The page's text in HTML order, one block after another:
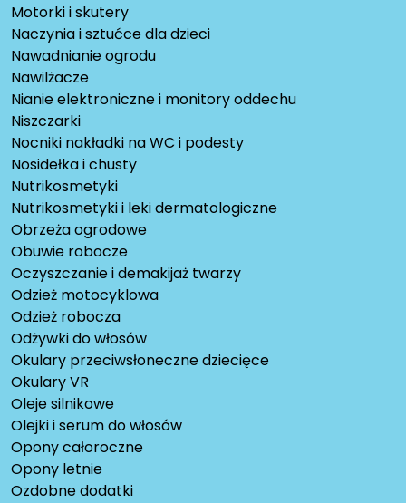
Motorki i skutery
Naczynia i sztućce dla dzieci
Nawadnianie ogrodu
Nawilżacze
Nianie elektroniczne i monitory oddechu
Niszczarki
Nocniki nakładki na WC i podesty
Nosidełka i chusty
Nutrikosmetyki
Nutrikosmetyki i leki dermatologiczne
Obrzeża ogrodowe
Obuwie robocze
Oczyszczanie i demakijaż twarzy
Odzież motocyklowa
Odzież robocza
Odżywki do włosów
Okulary przeciwsłoneczne dziecięce
Okulary VR
Oleje silnikowe
Olejki i serum do włosów
Opony całoroczne
Opony letnie
Ozdobne dodatki